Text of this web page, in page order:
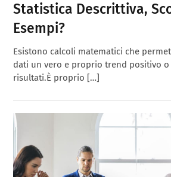
Statistica Descrittiva,
Esempi?
Esistono calcoli matematici che
dati un vero e proprio trend positivo o
risultati.È proprio […]